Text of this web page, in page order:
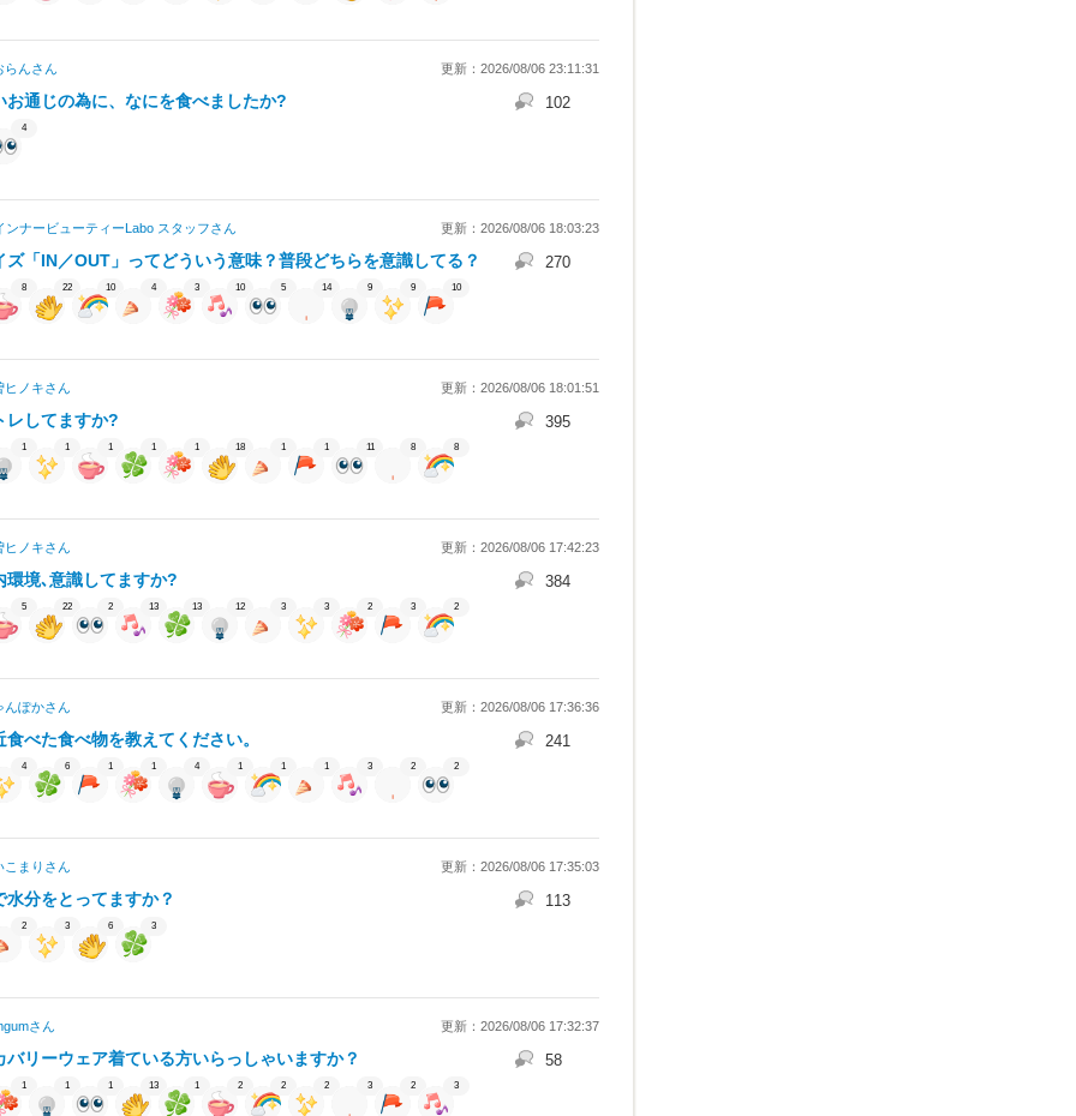
らんさん 更新：2026/08/06 23:11:31
お通じの為に、なにを食べましたか? 102
4
ンナービューティーLabo スタッフさん 更新：2026/08/06 18:03:23
ズ「IN／OUT」ってどういう意味？普段どちらを意識してる？ 270
8 22 10 4 3 10 5 14 9 9 10
ヒノキさん 更新：2026/08/06 18:01:51
レしてますか? 395
1 1 1 1 1 18 1 1 11 8 8
ヒノキさん 更新：2026/08/06 17:42:23
環境､意識してますか? 384
5 22 2 13 13 12 3 3 2 3 2
んぽかさん 更新：2026/08/06 17:36:36
食べた食べ物を教えてください。 241
4 6 1 1 4 1 1 1 3 2 2
こまり さん 更新：2026/08/06 17:35:03
水分をとってますか？ 113
2 3 6 3
さん 更新：2026/08/06 17:32:37
バリーウェア着ている方いらっしゃいますか？ 58
1 1 1 13 1 2 2 2 3 2 3